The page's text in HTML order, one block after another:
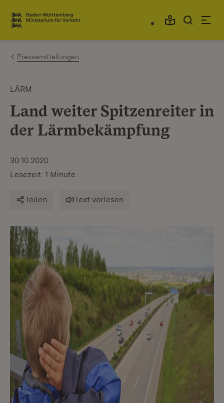
Zum Inhalt springen
Link zur Startseite
Pressemitteilungen
LÄRM
Land weiter Spitzenreiter in
der Lärmbekämpfung
30.10.2020
Lesezeit: 1 Minute
Teilen Text vorlesen